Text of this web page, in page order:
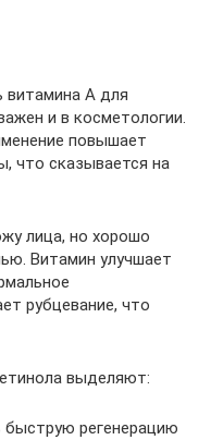
витамина А для
и в косметологии.
повышает
что сказывается на
лица, но хорошо
Витамин улучшает
рубцевание, что
выделяют:
быструю регенерацию